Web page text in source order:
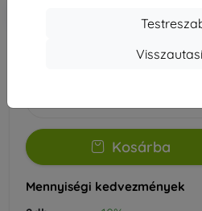
Kosárba
Mennyiségi kedvezmények